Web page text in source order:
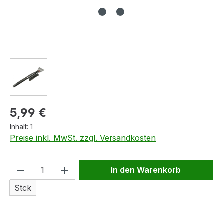
Regulärer Preis:
5,99 €
Inhalt: 1
Preise inkl. MwSt. zzgl. Versandkosten
Produkt Anzahl: Gib den
Stck
In den Warenkorb